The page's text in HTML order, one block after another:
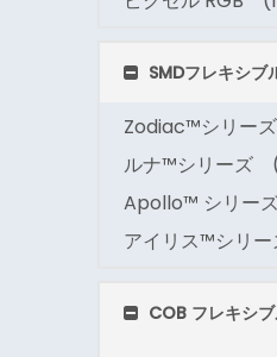
SMDフレキシブ
Zodiac™シリーズ
ルナ™シリーズ
Apollo™ シリー
アイリス™シリー
COB フレキシ